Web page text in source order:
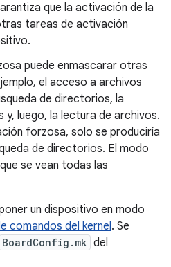
que la activación de la
tareas de activación
puede enmascarar otras
el acceso a archivos
de directorios, la
y, luego, la lectura de archivos.
forzosa, solo se produciría
de directorios. El modo
se vean todas las
un dispositivo en modo
comandos del kernel. Se
BoardConfig.mk del